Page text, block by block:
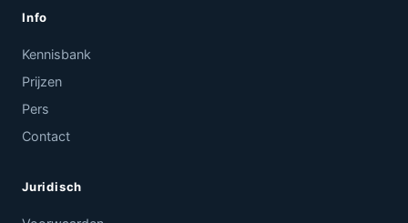
Info
Kennisbank
Prijzen
Pers
Contact
Juridisch